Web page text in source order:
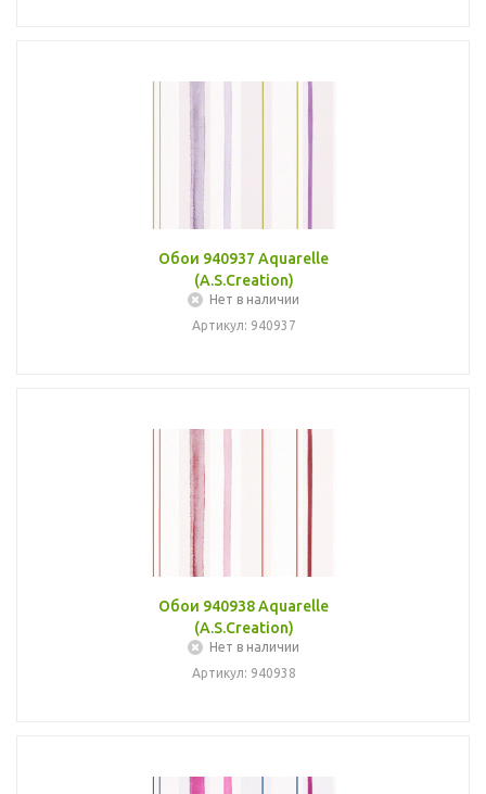
Обои 940937 Aquarelle
(A.S.Creation)
Нет в наличии
Артикул: 940937
Обои 940938 Aquarelle
(A.S.Creation)
Нет в наличии
Артикул: 940938